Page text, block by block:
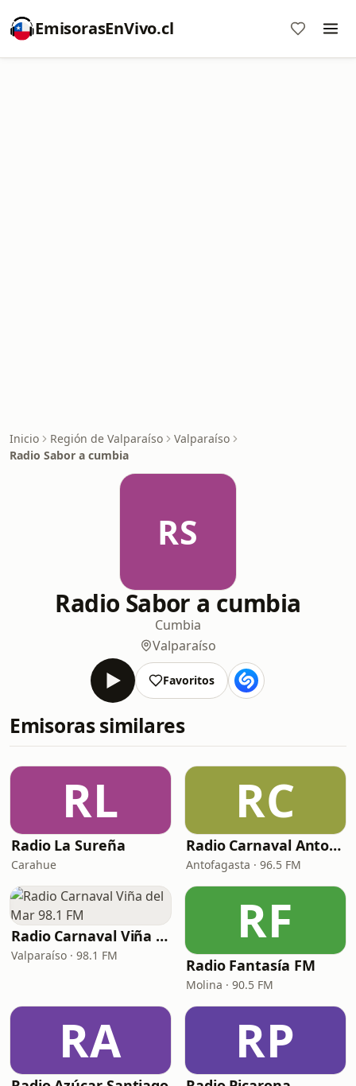
EmisorasEnVivo.cl
Inicio Región de Valparaíso
Valparaíso
Radio Sabor a cumbia
RS
Radio Sabor a cumbia
Cumbia
Valparaíso
Favoritos
Emisoras similares
RL
Radio La Sureña
Carahue
RC
Radio Carnaval Antofagasta
Antofagasta · 96.5 FM
Radio Carnaval Viña del Mar 98.1 FM
Valparaíso · 98.1 FM
RF
Radio Fantasía FM
Molina · 90.5 FM
RA RP